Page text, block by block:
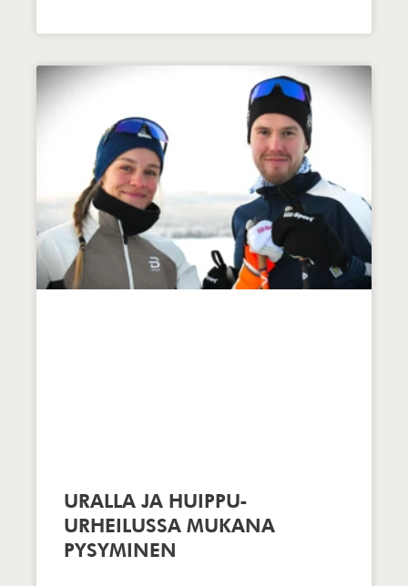
URALLA JA HUIPPU-
URHEILUSSA MUKANA
PYSYMINEN